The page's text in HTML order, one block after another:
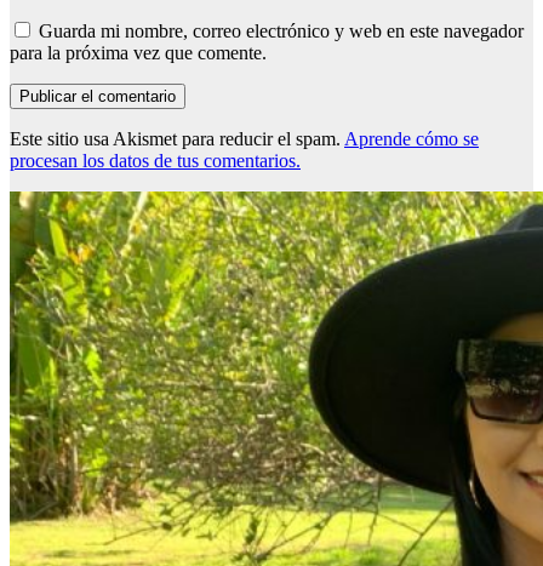
Guarda mi nombre, correo electrónico y web en este navegador
para la próxima vez que comente.
Este sitio usa Akismet para reducir el spam. Aprende cómo se
procesan los datos de tus comentarios.